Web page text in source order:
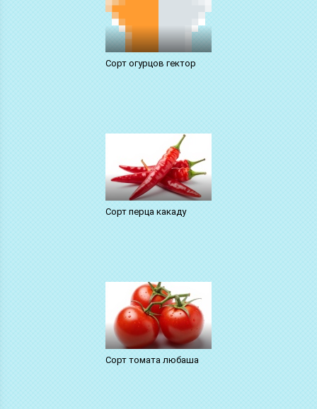
Сорт огурцов гектор
Сорт перца какаду
Сорт томата любаша